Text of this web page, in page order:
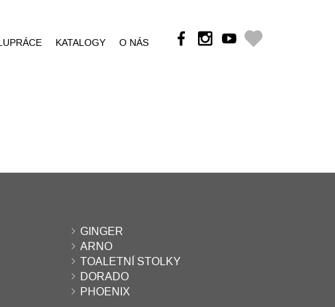
KATALOGY O NÁS
GINGER
ARNO
TOALETNÍ STOLKY
DORADO
PHOENIX